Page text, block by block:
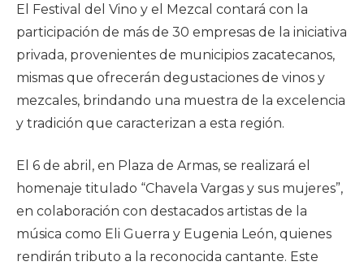
El Festival del Vino y el Mezcal contará con la
participación de más de 30 empresas de la iniciativa
privada, provenientes de municipios zacatecanos,
mismas que ofrecerán degustaciones de vinos y
mezcales, brindando una muestra de la excelencia
y tradición que caracterizan a esta región.
El 6 de abril, en Plaza de Armas, se realizará el
homenaje titulado “Chavela Vargas y sus mujeres”,
en colaboración con destacados artistas de la
música como Eli Guerra y Eugenia León, quienes
rendirán tributo a la reconocida cantante. Este